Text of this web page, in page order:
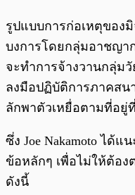
รูปแบบการก่อเหตุของ
บงการโดยกลุ่มอาชญา
จะทำการจ้างวานกลุ่ม
ลงมือปฏิบัติการภาคสน
ลักพาตัวเหยื่อตามที่อยู่
ซึ่ง Joe Nakamoto ได้แ
ข้อหลักๆ เพื่อไม่ให้ต้อง
ดังนี้